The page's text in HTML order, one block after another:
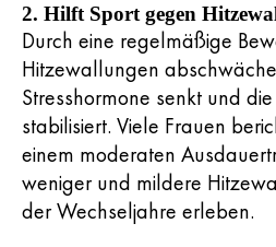
2. Hilft Sport gegen
Durch eine regelmäßige
Hitzewallungen
Stresshormone senkt und
stabilisiert. Viele Frauen
einem moderaten
weniger und mildere
der Wechseljahre erleben.